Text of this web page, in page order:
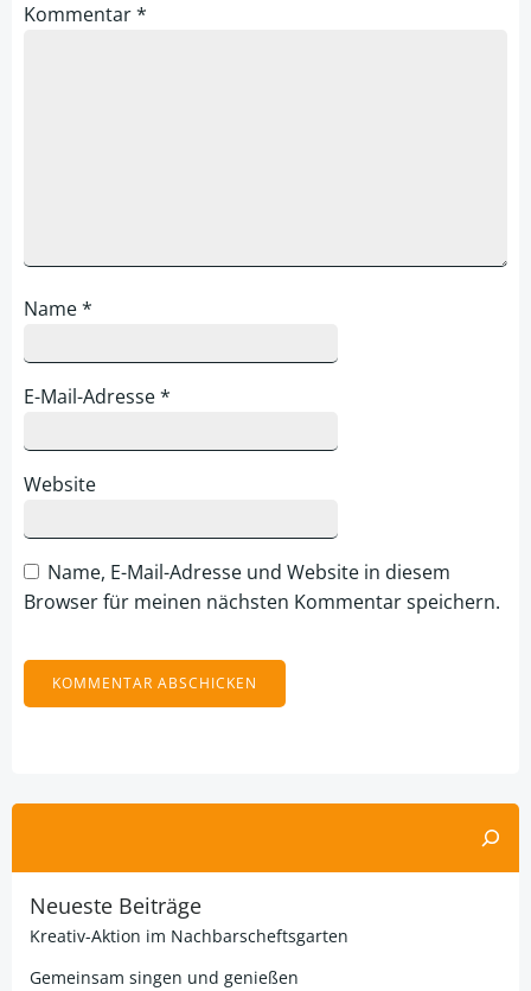
Kommentar*
Name*
E-Mail-Adresse*
Website
Name, E-Mail-Adresse und Website in diesem
Browser für meinen nächsten Kommentar speichern.
Neueste Beiträge
Kreativ-Aktion im Nachbarscheftsgarten
Gemeinsam singen und genießen